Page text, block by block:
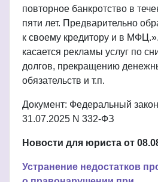
повторное банкротство в
пяти лет. Предварительно
к своему кредитору и в
касается рекламы услуг по
долгов, прекращению
обязательств и т.п.
Документ: Федеральный
31.07.2025 N 332-ФЗ
Новости для юриста от
Устранение недостатков